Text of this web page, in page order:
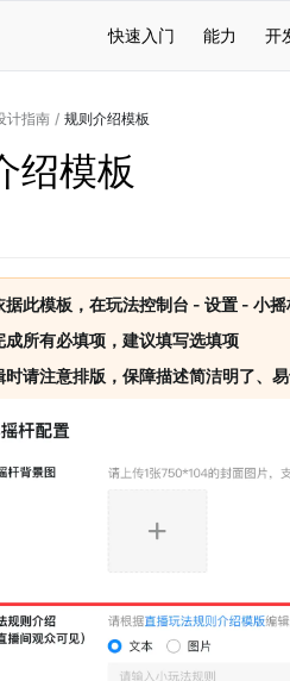
快速入门 能力 开
计指南 / 规则介绍模板
绍模板
据此模板，在玩法控制台 - 设置 - 小
成所有必填项，建议填写选填项
时请注意排版，保障描述简洁明了、易